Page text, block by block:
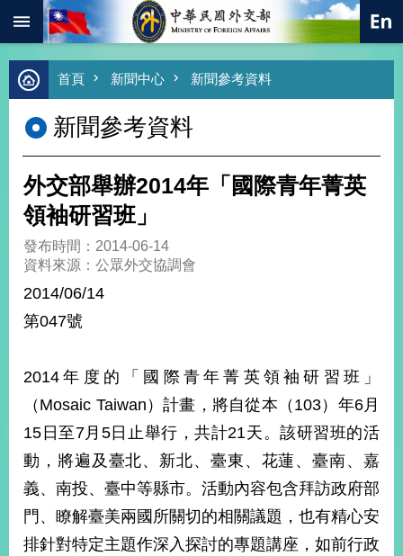
跳到主要內容區塊
進
階
尋
熱
總
合
外
價
交
經
濟
不
落
國
海
首頁 新聞中心 新聞參考資料
新聞參考資料
外交部舉辦2014年「國際青年菁英
領袖研習班」
發布時間：2014-06-14
資料來源：公眾外交協調會
2014/06/14
第047號
2014年度的「國際青年菁英領袖研習班」
（Mosaic Taiwan）計畫，將自從本（103）年6月
15日至7月5日止舉行，共計21天。該研習班的活
動，將遍及臺北、新北、臺東、花蓮、臺南、嘉
義、南投、臺中等縣市。活動內容包含拜訪政府部
門、瞭解臺美兩國所關切的相關議題，也有精心安
排針對特定主題作深入探討的專題講座，如前行政